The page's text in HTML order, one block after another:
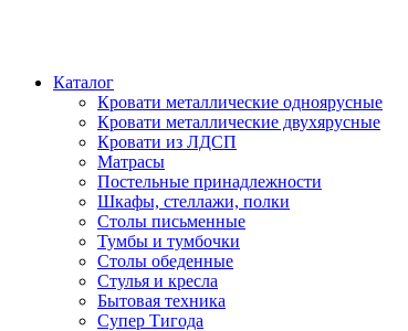
Каталог
Кровати металлические одноярусные
Кровати металлические двухярусные
Кровати из ЛДСП
Матрасы
Постельные принадлежности
Шкафы, стеллажи, полки
Столы письменные
Тумбы и тумбочки
Столы обеденные
Стулья и кресла
Бытовая техника
Супер Тигода